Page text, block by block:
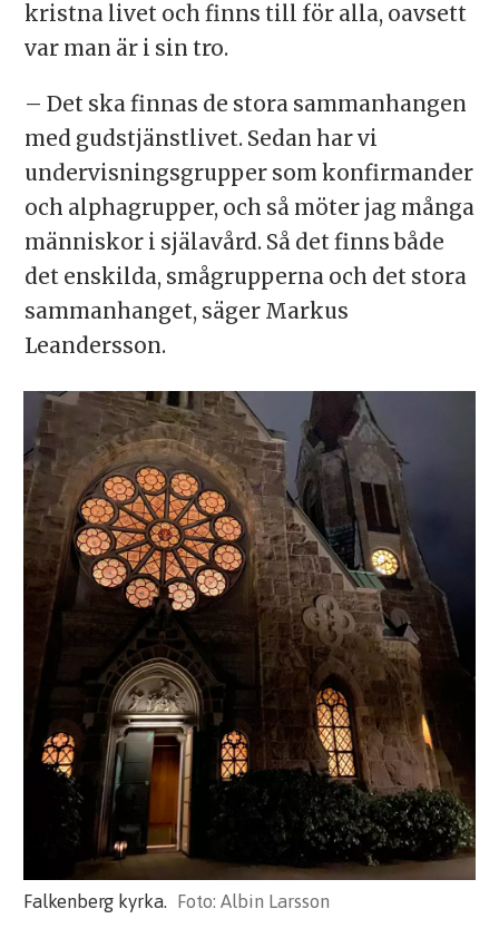
kristna livet och finns till för alla, oavsett
var man är i sin tro.
– Det ska finnas de stora sammanhangen
med gudstjänstlivet. Sedan har vi
undervisningsgrupper som konfirmander
och alphagrupper, och så möter jag många
människor i själavård. Så det finns både
det enskilda, smågrupperna och det stora
sammanhanget, säger Markus
Leandersson.
Falkenberg kyrka. Albin Larsson